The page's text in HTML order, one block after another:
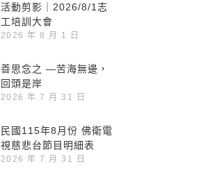
活動剪影｜2026/8/1志
工培訓大會
2026 年 8 月 1 日
善思念之 —苦海無邊，
回頭是岸
2026 年 7 月 31 日
民國115年8月份 佛衛電
視慈悲台節目明細表
2026 年 7 月 31 日